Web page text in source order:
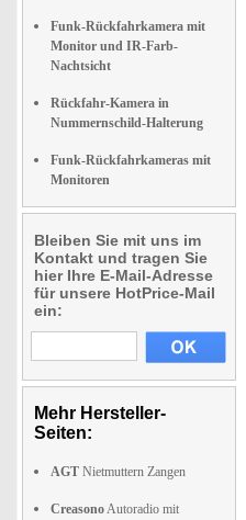
Funk-Rückfahrkamera mit
Monitor und IR-Farb-
Nachtsicht
Rückfahr-Kamera in
Nummernschild-Halterung
Funk-Rückfahrkameras mit
Monitoren
Bleiben Sie mit uns im
Kontakt und tragen Sie
hier Ihre E-Mail-Adresse
für unsere HotPrice-Mail
ein:
Mehr Hersteller-
Seiten:
AGT Nietmuttern Zangen
CreasonoAutoradio mit